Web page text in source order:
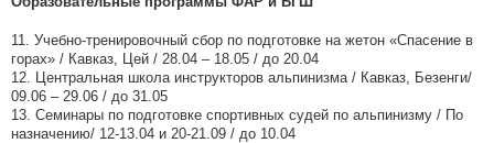
11. Учебно-тренировочный сбор по подготовке на жетон «Спасение в
горах» / Кавказ, Цей / 28.04 – 18.05 / до 20.04
12. Центральная школа инструкторов альпинизма / Кавказ, Безенги/
09.06 – 29.06 / до 31.05
13. Семинары по подготовке спортивных судей по альпинизму / По
назначению/ 12-13.04 и 20-21.09 / до 10.04